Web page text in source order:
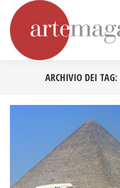
ARCHIVIO DEI TAG: